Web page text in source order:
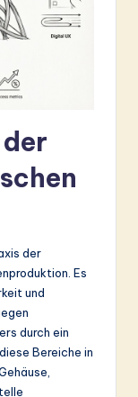
der
Es
und
durch ein
Bereiche in